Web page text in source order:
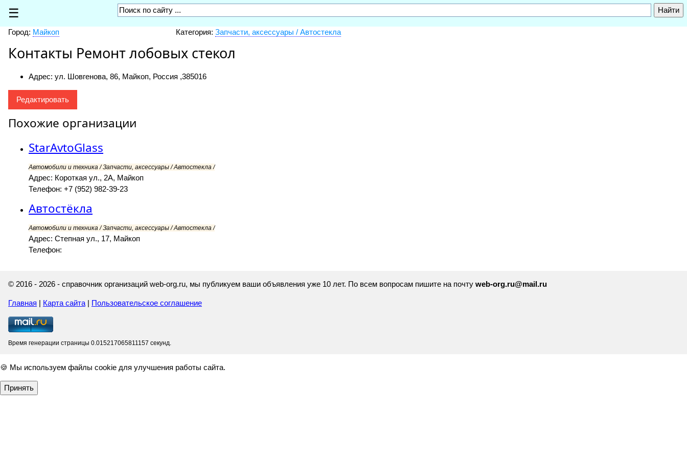
☰
Город: Майкоп Категория: Запчасти, аксессуары / Автостекла
Контакты Ремонт лобовых стекол
Адрес: ул. Шовгенова, 86, Майкоп, Россия ,385016
Редактировать
Похожие организации
StarAvtoGlass
Автомобили и техника / Запчасти, аксессуары / Автостекла /
Адрес: Короткая ул., 2А, Майкоп
Телефон: +7 (952) 982-39-23
Автостёкла
Автомобили и техника / Запчасти, аксессуары / Автостекла /
Адрес: Степная ул., 17, Майкоп
Телефон:
© 2016 - 2026 - справочник организаций web-org.ru, мы публикуем ваши объявления уже 10 лет. По всем вопросам пишите на почту web-org.ru@mail.ru
Главная | Карта сайта| Пользовательское соглашение
Время генерации страницы 0.015217065811157 секунд.
🍪 Мы используем файлы cookie для улучшения работы сайта.
Принять